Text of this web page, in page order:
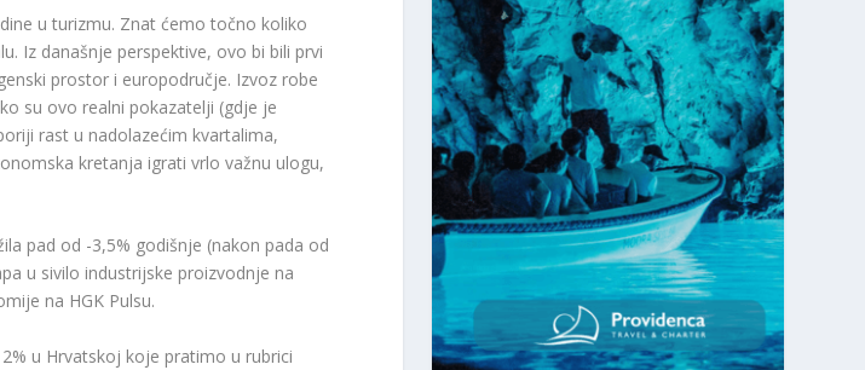
u turizmu. Znat ćemo točno koliko
Iz današnje perspektive, ovo bi bili prvi
prostor i europodručje. Izvoz robe
su ovo realni pokazatelji (gdje je
rast u nadolazećim kvartalima,
kretanja igrati vrlo važnu ulogu,
pad od -3,5% godišnje (nakon pada od
u sivilo industrijske proizvodnje na
na HGK Pulsu.
u Hrvatskoj koje pratimo u rubrici